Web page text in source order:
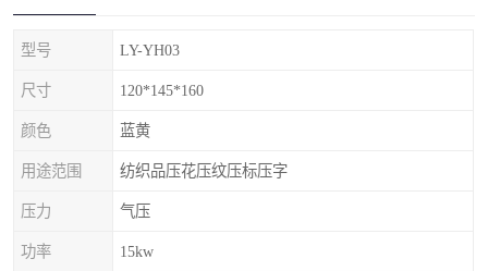
型号 LY-YH03
尺寸 120*145*160
颜色 蓝黄
用途范围 纺织品压花压纹压标压字
压力 气压
功率 15kw